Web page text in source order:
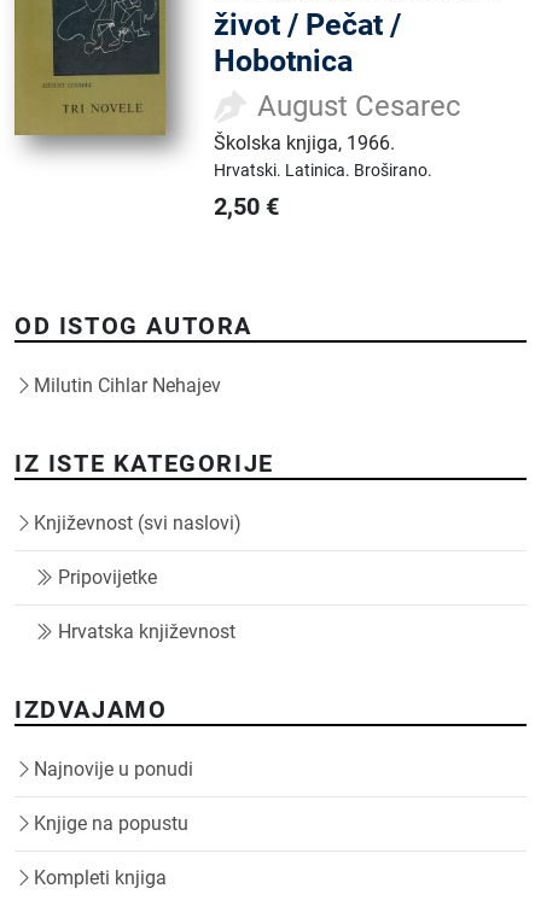
život / Pečat /
Hobotnica
August Cesarec
Školska knjiga, 1966.
Hrvatski. Latinica. Broširano.
2,50 €
OD ISTOG AUTORA
Milutin Cihlar Nehajev
IZ ISTE KATEGORIJE
Književnost (svi naslovi)
Pripovijetke
Hrvatska književnost
IZDVAJAMO
Najnovije u ponudi
Knjige na popustu
Kompleti knjiga